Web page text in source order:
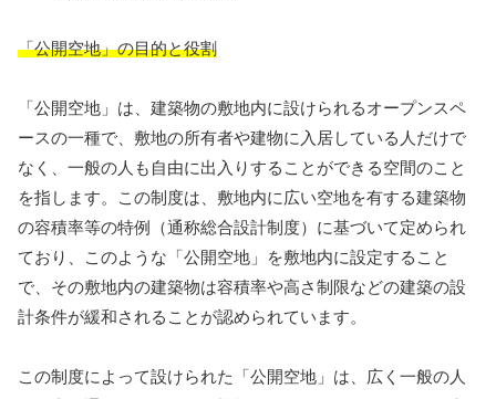
「公開空地」の目的と役割
「公開空地」は、建築物の敷地内に設けられるオープンスペ
ースの一種で、敷地の所有者や建物に入居している人だけで
なく、一般の人も自由に出入りすることができる空間のこと
を指します。この制度は、敷地内に広い空地を有する建築物
の容積率等の特例（通称総合設計制度）に基づいて定められ
ており、このような「公開空地」を敷地内に設定すること
で、その敷地内の建築物は容積率や高さ制限などの建築の設
計条件が緩和されることが認められています。
この制度によって設けられた「公開空地」は、広く一般の人